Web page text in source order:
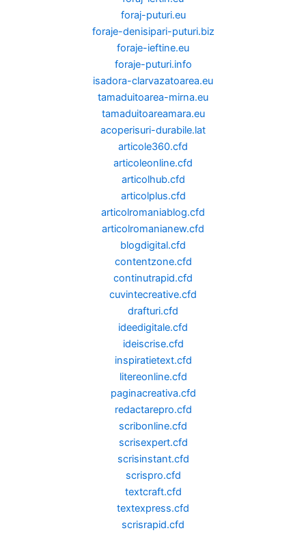
foraj-puturi.eu
foraje-denisipari-puturi.biz
foraje-ieftine.eu
foraje-puturi.info
isadora-clarvazatoarea.eu
tamaduitoarea-mirna.eu
tamaduitoareamara.eu
acoperisuri-durabile.lat
articole360.cfd
articoleonline.cfd
articolhub.cfd
articolplus.cfd
articolromaniablog.cfd
articolromanianew.cfd
blogdigital.cfd
contentzone.cfd
continutrapid.cfd
cuvintecreative.cfd
drafturi.cfd
ideedigitale.cfd
ideiscrise.cfd
inspiratietext.cfd
litereonline.cfd
paginacreativa.cfd
redactarepro.cfd
scribonline.cfd
scrisexpert.cfd
scrisinstant.cfd
scrispro.cfd
textcraft.cfd
textexpress.cfd
scrisrapid.cfd